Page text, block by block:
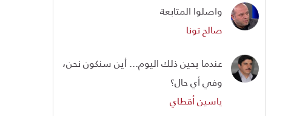
واصلوا المتابعة
صالح تونا
عندما يحين ذلك اليوم... أين سنكون نحن،
وفي أي حال؟
ياسين أقطاي